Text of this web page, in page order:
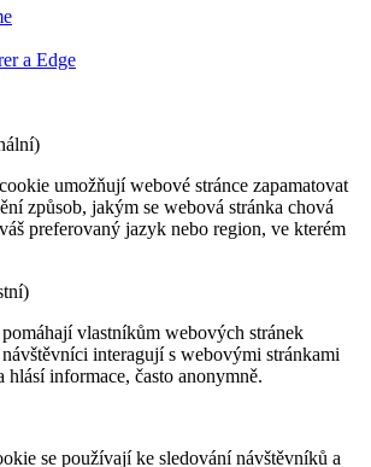
a Edge
umožňují webové stránce zapamatovat
způsob, jakým se webová stránka chová
preferovaný jazyk nebo region, ve kterém
vlastníkům webových stránek
interagují s webovými stránkami
hlásí informace, často anonymně.
se používají ke sledování návštěvníků a